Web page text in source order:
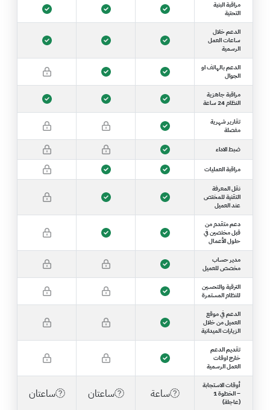
مراقبة البنية
التحتية
الدعم خلال
ساعات العمل
الرسمية
الدعم بالهاتف او
الجوال
مراقبة جاهزية
النظام 24 ساعة
تقارير شهرية
مفصلة
ضبط الاداء
مراقبة العمليات
نقل المعرفة
التقنية للمختص
عند العميل
دعم متقدم من
قبل مختصين في
حلول الأعمال
مدير حساب
مخصص للعميل
الترقية والتحسين
للنظام المستمرة
الدعم في موقع
العميل من خلال
الزيارات الميدانية
تقديم الدعم
خارج اوقات
العمل الرسمية
أوقات الاستجابة
– الخطوة 1
(عاجلة)
ساعة ساعتان ساعتان